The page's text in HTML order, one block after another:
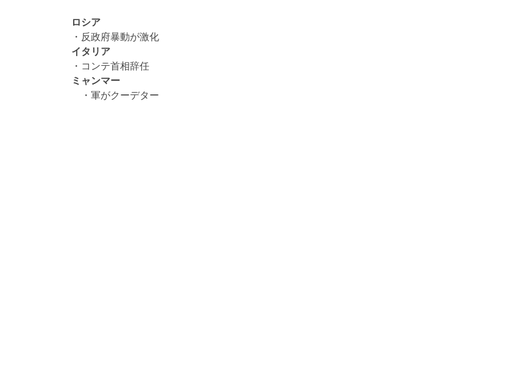
ロシア
・反政府暴動が激化
イタリア
・コンテ首相辞任
ミャンマー
・軍がクーデター